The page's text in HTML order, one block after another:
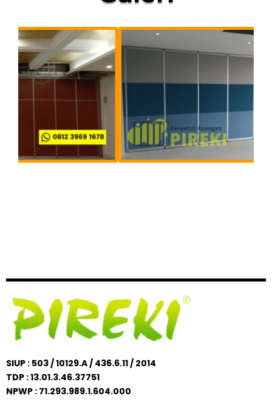
SIUP : 503 / 10129.A / 436.6.11 / 2014
TDP : 13.01.3.46.37751
NPWP : 71.293.989.1.604.000